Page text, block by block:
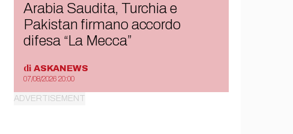
Arabia Saudita, Turchia e
Pakistan firmano accordo
difesa “La Mecca”
di ASKANEWS
07/08/2026 20:00